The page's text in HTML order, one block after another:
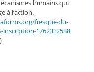
humains qui
à l’action.
fresque-du-
inscription-1762332538